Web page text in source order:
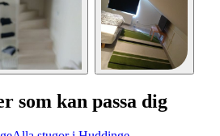
som kan passa dig